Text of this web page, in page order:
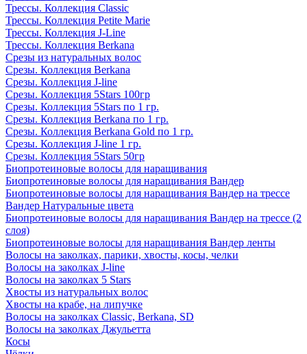
Трессы. Коллекция Classic
Трессы. Коллекция Petite Marie
Трессы. Коллекция J-Line
Трессы. Коллекция Berkana
Срезы из натуральных волос
Срезы. Коллекция Berkana
Срезы. Коллекция J-line
Срезы. Коллекция 5Stars 100гр
Срезы. Коллекция 5Stars по 1 гр.
Срезы. Коллекция Berkana по 1 гр.
Срезы. Коллекция Berkana Gold по 1 гр.
Срезы. Коллекция J-line 1 гр.
Срезы. Коллекция 5Stars 50гр
Биопротеиновые волосы для наращивания
Биопротеиновые волосы для наращивания Вандер
Биопротеиновые волосы для наращивания Вандер на трессе
Вандер Натуральные цвета
Биопротеиновые волосы для наращивания Вандер на трессе (2
слоя)
Биопротеиновые волосы для наращивания Вандер ленты
Волосы на заколках, парики, хвосты, косы, челки
Волосы на заколках J-line
Волосы на заколках 5 Stars
Хвосты из натуральных волос
Хвосты на крабе, на липучке
Волосы на заколках Classic, Berkana, SD
Волосы на заколках Джульетта
Косы